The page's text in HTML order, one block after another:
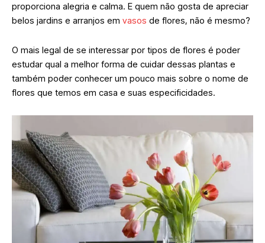
proporciona alegria e calma. E quem não gosta de apreciar
belos jardins e arranjos em vasos de flores, não é mesmo?
O mais legal de se interessar por tipos de flores é poder
estudar qual a melhor forma de cuidar dessas plantas e
também poder conhecer um pouco mais sobre o nome de
flores que temos em casa e suas especificidades.